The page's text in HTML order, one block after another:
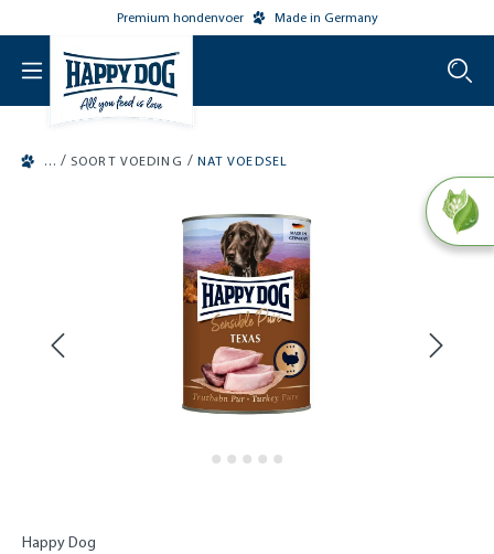
Premium hondenvoer Made in Germany
/ SOORT VOEDING / NAT VOEDSEL
Happy Dog